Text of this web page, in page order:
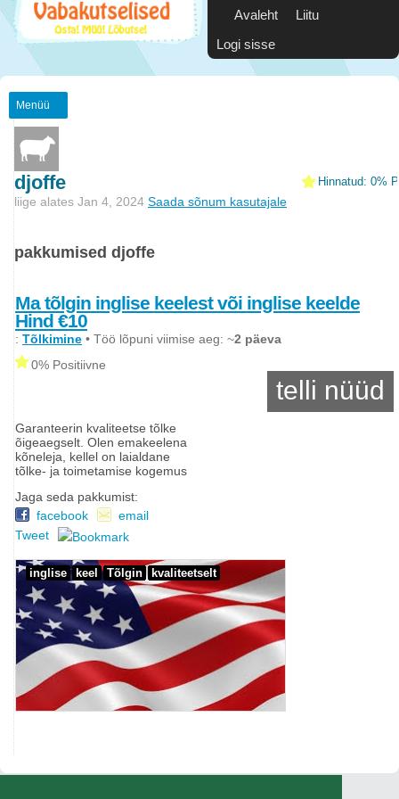
Avaleht
Liitu
Logi sisse
Menüü
djoffe Hinnatud: 0%
liige alates Jan 4, 2024 Saada sõnum kasutajale
pakkumised djoffe
Ma tõlgin inglise keelest või inglise keelde
Hind €10
: Tõlkimine • Töö lõpuni viimise aeg: ~2 päeva
0% Positiivne
telli nüüd
Garanteerin kvaliteetse tõlke
õigeaegselt. Olen emakeelena
kõneleja, kellel on laialdane
tõlke- ja toimetamise kogemus
Jaga seda pakkumist:
facebook
email
Tweet
inglise keel Tõlgin kvaliteetselt